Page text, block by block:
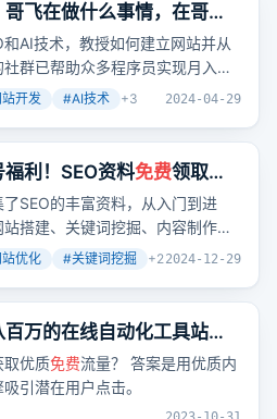
飞在做什么事情，在哥飞
可以看到什么内容
AI技术，教授如何建立网站并从
群已帮助众多程序员实现月入过
。
站开发 #AI技术 +3 2024-04-29
利！SEO资料免费领取
过来！
SEO的丰富资料，从入门到进
搭建、关键词挖掘、内容制作等
旨在帮助学习者系统掌握SEO优
站优化 #关键词挖掘 +22024-12-29
万的在线自动化工具站如
获取大量优质免费流
取优质免费流量​？ 答案是用优质内
引​潜在用户点击。